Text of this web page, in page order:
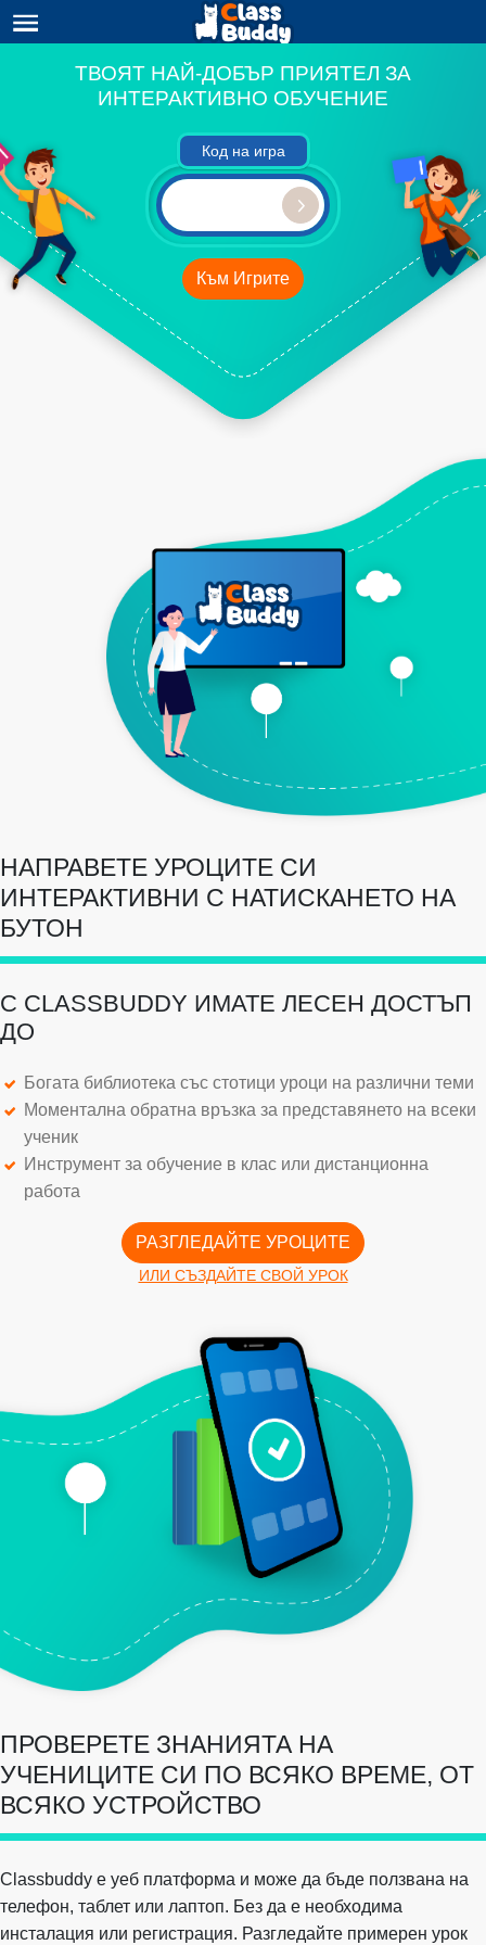
ТВОЯТ НАЙ-ДОБЪР ПРИЯТЕЛ ЗА
ИНТЕРАКТИВНО ОБУЧЕНИЕ
Код на игра
Към Игрите
НАПРАВЕТЕ УРОЦИТЕ СИ
ИНТЕРАКТИВНИ С НАТИСКАНЕТО НА
БУТОН
С CLASSBUDDY ИМАТЕ ЛЕСЕН ДОСТЪП
ДО
Богата библиотека със стотици уроци на различни теми
Моментална обратна връзка за представянето на всеки
ученик
Инструмент за обучение в клас или дистанционна
работа
РАЗГЛЕДАЙТЕ УРОЦИТЕ
ИЛИ СЪЗДАЙТЕ СВОЙ УРОК
ПРОВЕРЕТЕ ЗНАНИЯТА НА
УЧЕНИЦИТЕ СИ ПО ВСЯКО ВРЕМЕ, ОТ
ВСЯКО УСТРОЙСТВО
Classbuddy е уеб платформа и може да бъде ползвана на
телефон, таблет или лаптоп. Без да е необходима
инсталация или регистрация. Разгледайте примерен урок